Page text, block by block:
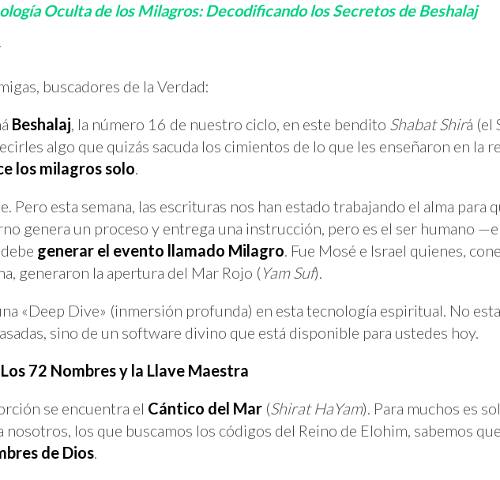
Oculta de los Milagros: Decodificando los Secretos de Beshalaj
buscadores de la Verdad:
Beshalaj, la número 16 de nuestro ciclo, en este bendito Shabat Shirá (el
algo que quizás sacuda los cimientos de lo que les enseñaron en la
los milagros solo.
Pero esta semana, las escrituras nos han estado trabajando el alma para
genera un proceso y entrega una instrucción, pero es el ser humano
generar el evento llamado Milagro. Fue Mosé e Israel quienes,
generaron la apertura del Mar Rojo (Yam Suf).
«Deep Dive» (inmersión profunda) en esta tecnología espiritual. No
sino de un software divino que está disponible para ustedes hoy.
72 Nombres y la Llave Maestra
se encuentra el Cántico del Mar (Shirat HaYam). Para muchos es
nosotros, los que buscamos los códigos del Reino de Elohim, sabemos
de Dios.